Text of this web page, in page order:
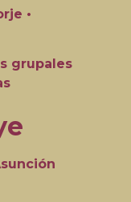
•
grupales